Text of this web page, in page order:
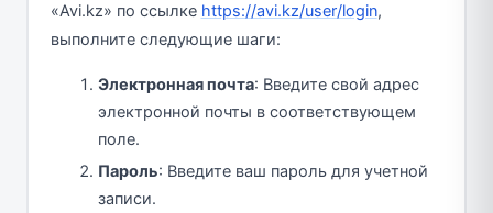
«Avi.kz» по ссылке https://avi.kz/user/login,
выполните следующие шаги:
Электронная почта: Введите свой адрес
электронной почты в соответствующем
поле.
Пароль: Введите ваш пароль для учетной
записи.